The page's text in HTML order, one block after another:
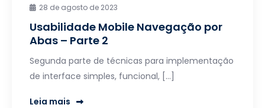
28 de agosto de 2023
Usabilidade Mobile Navegação por
Abas – Parte 2
Segunda parte de técnicas para implementação
de interface simples, funcional, […]
Leia mais